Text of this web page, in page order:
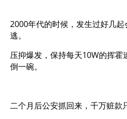
2000年代的时候，发生过好几
逃。
压抑爆发，保持每天10W的挥
倒一碗。
二个月后公安抓回来，千万赃款